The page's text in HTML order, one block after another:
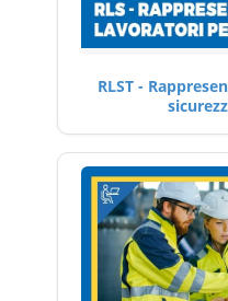
RLST -